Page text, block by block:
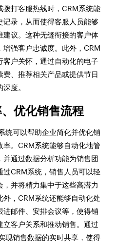
打客服热线时，CRM系统能
录，从而使得客服人员能够
议。这种无缝衔接的客户体
强客户忠诚度。此外，CRM
客户关怀，通过自动化的电子
、推荐相关产品或提供节日
度。
优化销售流程
统可以帮助企业简化并优化销
。CRM系统能够自动化地管
通过数据分析功能为销售团
CRM系统，销售人员可以轻
并将精力集中于这些高潜力
，CRM系统还能够自动化处
邮件、安排会议等，使得销
客户关系和推动销售。通过
现销售数据的实时共享，使得